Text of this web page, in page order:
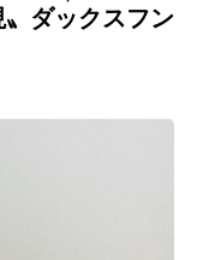
ダックスフン